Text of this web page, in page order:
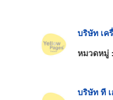
บริษัท เค
หมวดหมู่ :
บริษัท ที